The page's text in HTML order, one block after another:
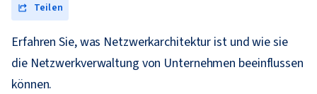
Teilen
Erfahren Sie, was Netzwerkarchitektur ist und wie sie
die Netzwerkverwaltung von Unternehmen beeinflussen
können.